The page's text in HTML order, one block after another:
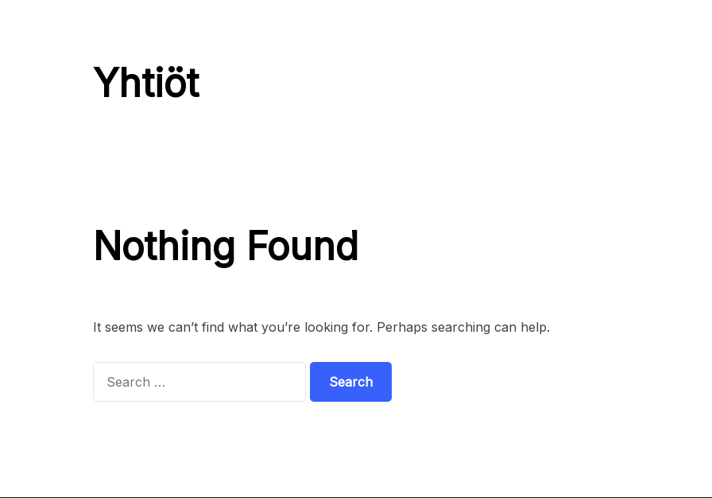
Yhtiöt
Nothing Found
It seems we can’t find what you’re looking for. Perhaps searching can help.